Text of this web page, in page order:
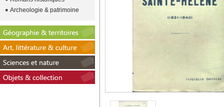
Archeologie & patrimoine